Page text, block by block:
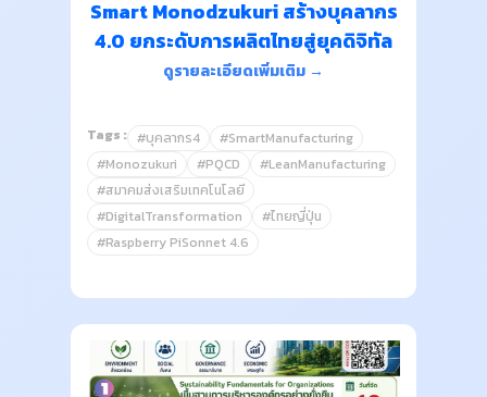
Smart Monodzukuri สร้างบุคลากร
4.0 ยกระดับการผลิตไทยสู่ยุคดิจิทัล
ดูรายละเอียดเพิ่มเติม →
Tags : #บุคลากร4
#SmartManufacturing
#Monozukuri
#PQCD
#LeanManufacturing
#สมาคมส่งเสริมเทคโนโลยี
#DigitalTransformation
#ไทยญี่ปุ่น
#Raspberry PiSonnet 4.6